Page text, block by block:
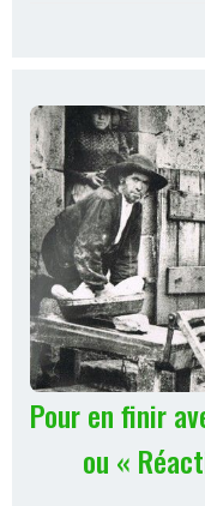
Pour en finir
ou «